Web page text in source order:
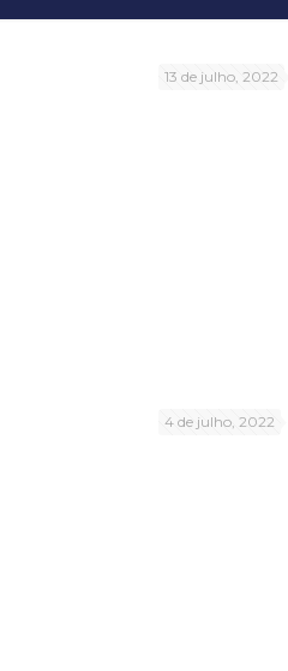
13 de julho, 2022
4 de julho, 2022